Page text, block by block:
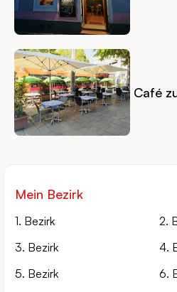
Café
Mein Bezirk
1. Bezirk
2.
3. Bezirk
4.
5. Bezirk
6.